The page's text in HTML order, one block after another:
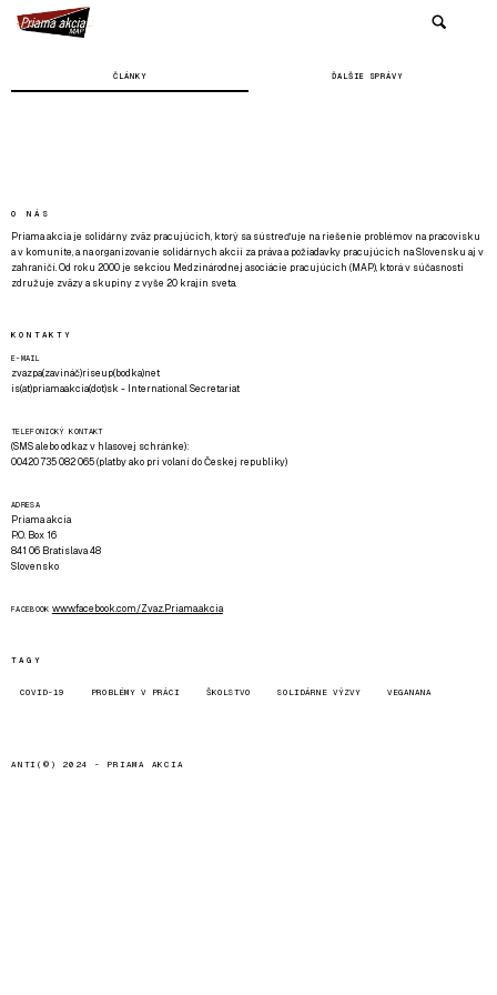
ČLÁNKY ĎALŠIE SPRÁVY
O NÁS
Priama akcia je solidárny zväz pracujúcich, ktorý sa sústreďuje na riešenie problémov na pracovisku
a v komunite, a na organizovanie solidárnych akcií za práva a požiadavky pracujúcich na Slovensku aj v
zahraničí. Od roku 2000 je sekciou Medzinárodnej asociácie pracujúcich (MAP), ktorá v súčasnosti
združuje zväzy a skupiny z vyše 20 krajín sveta.
KONTAKTY
E-MAIL
zvazpa(zavináč)riseup(bodka)net
is(at)priamaakcia(dot)sk - International Secretariat
TELEFONICKÝ KONTAKT
(SMS alebo odkaz v hlasovej schránke):
00420 735 082 065 (platby ako pri volaní do Českej republiky)
ADRESA
Priama akcia
P.O. Box 16
841 06 Bratislava 48
Slovensko
FACEBOOK www.facebook.com/Zvaz.Priama.akcia
TAGY
COVID-19 PROBLÉMY V PRÁCI ŠKOLSTVO SOLIDÁRNE VÝZVY VEGANANA
ANTI(©) 2024 - PRIAMA AKCIA